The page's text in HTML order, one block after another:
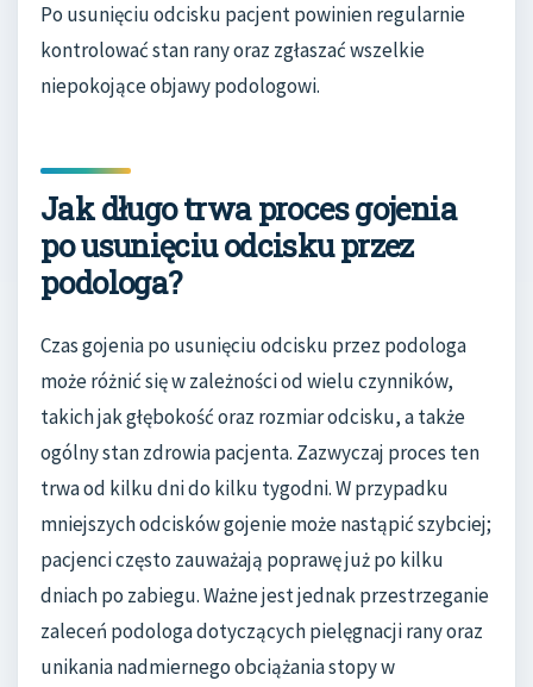
Po usunięciu odcisku pacjent powinien regularnie
kontrolować stan rany oraz zgłaszać wszelkie
niepokojące objawy podologowi.
Jak długo trwa proces gojenia
po usunięciu odcisku przez
podologa?
Czas gojenia po usunięciu odcisku przez podologa
może różnić się w zależności od wielu czynników,
takich jak głębokość oraz rozmiar odcisku, a także
ogólny stan zdrowia pacjenta. Zazwyczaj proces ten
trwa od kilku dni do kilku tygodni. W przypadku
mniejszych odcisków gojenie może nastąpić szybciej;
pacjenci często zauważają poprawę już po kilku
dniach po zabiegu. Ważne jest jednak przestrzeganie
zaleceń podologa dotyczących pielęgnacji rany oraz
unikania nadmiernego obciążania stopy w